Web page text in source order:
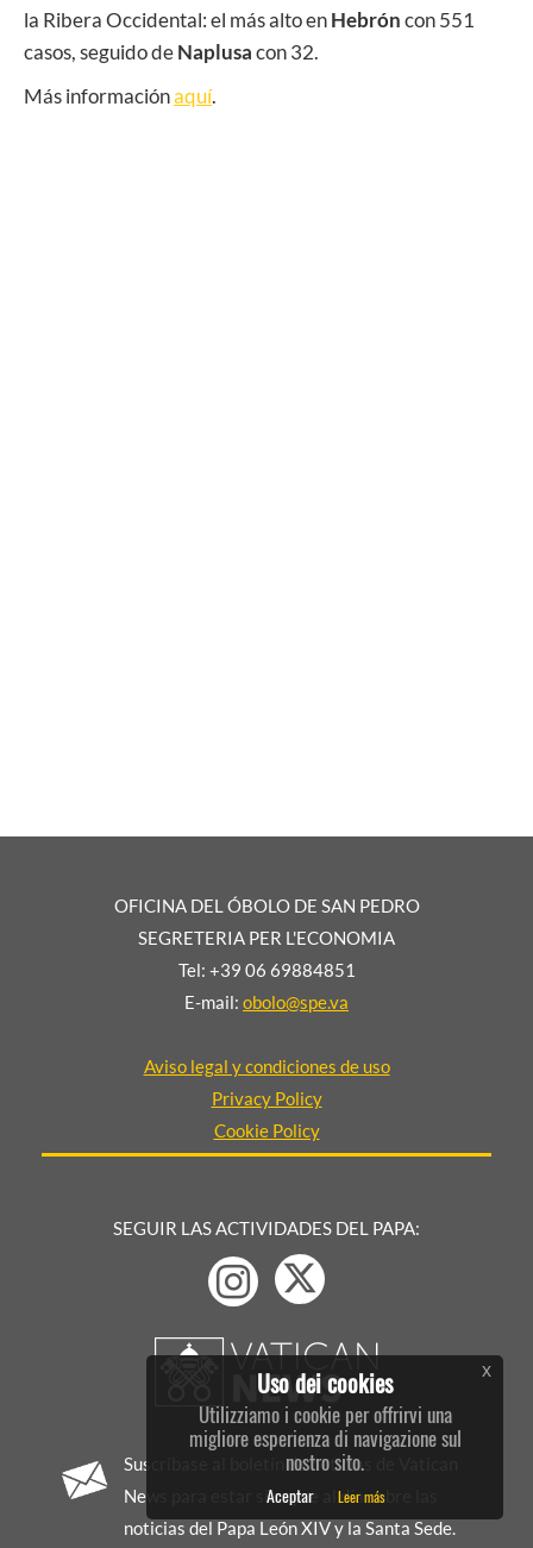
la Ribera Occidental: el más alto en Hebrón con 551
casos, seguido de Naplusa con 32.
Más informaciónaquí.
OFICINA DEL ÓBOLO DE SAN PEDRO
SEGRETERIA PER L'ECONOMIA
Tel: +39 06 69884851
E-mail: obolo@spe.va
Aviso legal y condiciones de uso
Privacy Policy
Cookie Policy
SEGUIR LAS ACTIVIDADES DEL PAPA:
Suscríbase al boletín de noticias de Vatican
News para estar siempre al día sobre las
noticias del Papa León XIV y la Santa Sede.
Uso dei cookies
Utilizziamo i cookie per offrirvi una
migliore esperienza di navigazione sul
nostro sito.
Aceptar Leer más
x